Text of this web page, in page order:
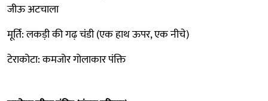
जीऊ अटचाला
मूर्ति: लकड़ी की गढ़ चंडी (एक हाथ ऊपर, एक नीचे)
टेराकोटा: कमजोर गोलाकार पंक्ति